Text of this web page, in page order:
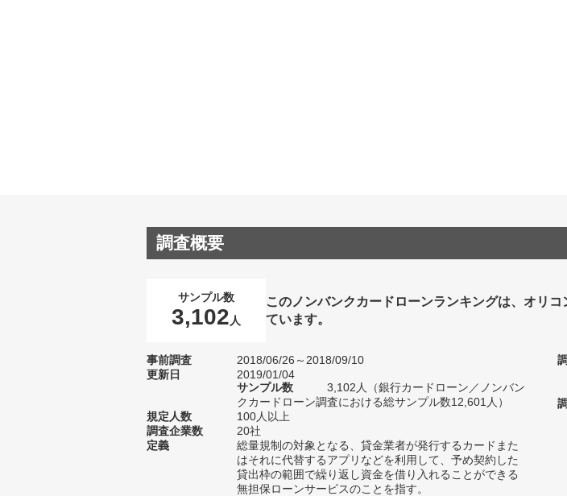
調査概要
サンプル数
3,102 人
このノンバンクカードローンランキングは、オリ
ています。
事前調査
2018/06/26～2018/09/10
更新日
2019/01/04
サンプル数
3,102人（銀行カードローン／ノンバン
クカードローン調査における総サンプル数12,601人）
規定人数
100人以上
調査企業数
20社
定義
総量規制の対象となる、貸金業者が発行するカードまた
はそれに代替するアプリなどを利用して、予め契約した
貸出枠の範囲で繰り返し資金を借り入れることができる
無担保ローンサービスのことを指す。